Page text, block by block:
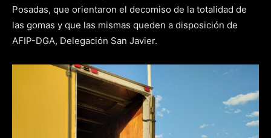
Posadas, que orientaron el decomiso de la totalidad de
las gomas y que las mismas queden a disposición de
AFIP-DGA, Delegación San Javier.